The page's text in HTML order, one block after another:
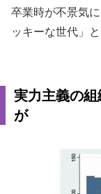
卒業時が不景気
ッキーな世代」
実力主義の
が